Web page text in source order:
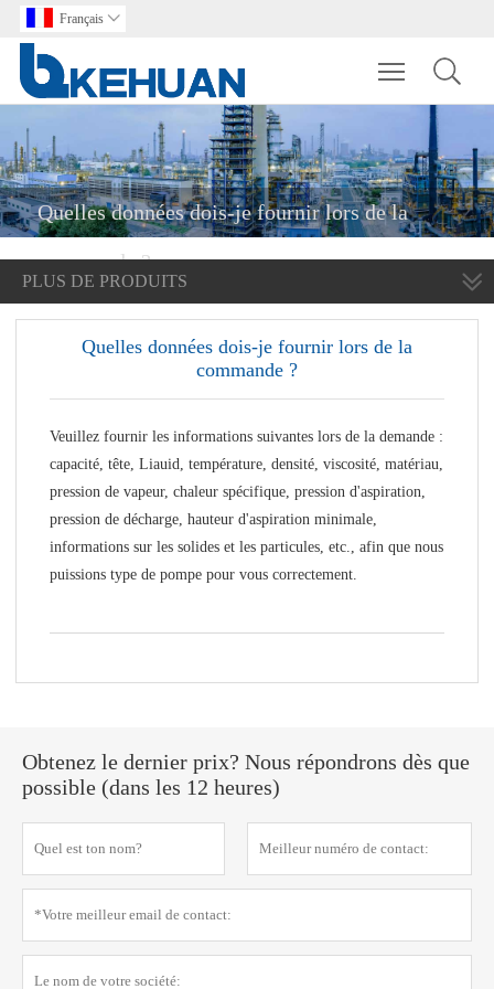
Français 
Toggle
Quelles données dois-je fournir lors de la
commande ?
PLUS DE PRODUITS
Quelles données dois-je fournir lors de la
commande ?
Veuillez fournir les informations suivantes lors de la demande :
capacité, tête, Liauid, température, densité, viscosité, matériau,
pression de vapeur, chaleur spécifique, pression d'aspiration,
pression de décharge, hauteur d'aspiration minimale,
informations sur les solides et les particules, etc., afin que nous
puissions type de pompe pour vous correctement.
Obtenez le dernier prix? Nous répondrons dès que
possible (dans les 12 heures)